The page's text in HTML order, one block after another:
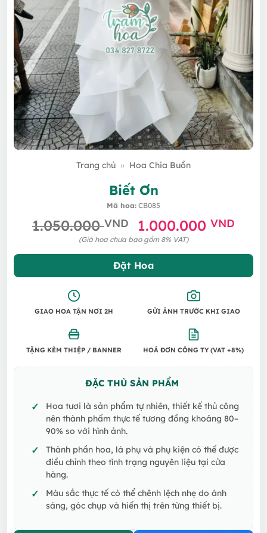
Trang chủ » Hoa Chia Buồn
Biết Ơn
Mã hoa: CB085
1.050.000VND
Giá
gốc
là:
1.050.000 VND.
1.000.000VND
tại
(Giá hoa chưa bao gồm 8% VAT)
Đặt Hoa
GIAO HOA TẬN NƠI 2H GỬI ẢNH TRƯỚC KHI GIAO
TẶNG KÈM THIỆP / BANNER HOÁ ĐƠN CÔNG TY (VAT +8%)
ĐẶC THÙ SẢN PHẨM
Hoa tươi là sản phẩm tự nhiên, thiết kế thủ công
nên thành phẩm thực tế tương đồng khoảng 80–
90% so với hình ảnh.
Thành phần hoa, lá phụ và phụ kiện có thể được
điều chỉnh theo tình trạng nguyên liệu tại cửa
hàng.
Màu sắc thực tế có thể chênh lệch nhẹ do ánh
sáng, góc chụp và hiển thị trên từng thiết bị.